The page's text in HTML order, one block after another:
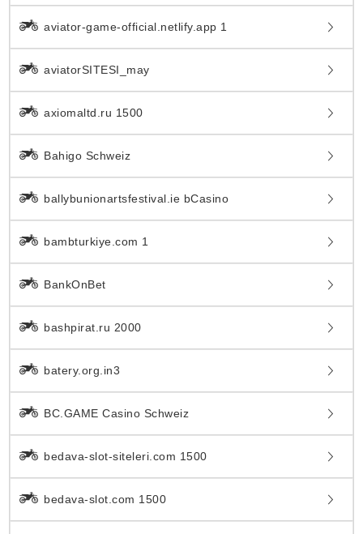
aviator-game-official.netlify.app 1
aviatorSITESI_may
axiomaltd.ru 1500
Bahigo Schweiz
ballybunionartsfestival.ie bCasino
bambturkiye.com 1
BankOnBet
bashpirat.ru 2000
batery.org.in3
BC.GAME Casino Schweiz
bedava-slot-siteleri.com 1500
bedava-slot.com 1500